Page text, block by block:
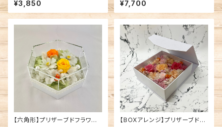
¥3,850 ¥7,700
【六角形】プリザーブドフラワー/
【BOXアレンジ】プリザーブドフ